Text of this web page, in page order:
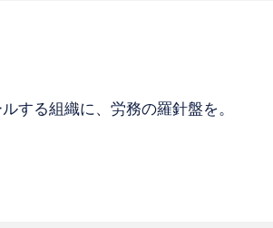
する組織に、労務の羅針盤を。